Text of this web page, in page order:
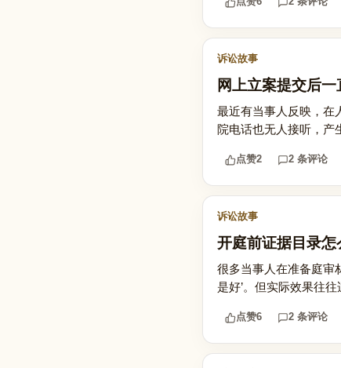
诉讼故事
网上立案提交后
最近有当事人反映，在
院电话也无人接听，产
点赞2 2 条评论
诉讼故事
开庭前证据目录
很多当事人在准备庭审
是好’。但实际效果往
点赞6 2 条评论